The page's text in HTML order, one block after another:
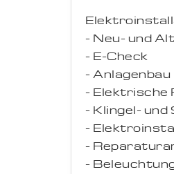
- Neu- und
- E-Check
- Anlagenbau
- Elektrische
- Klingel- und
-
-
-